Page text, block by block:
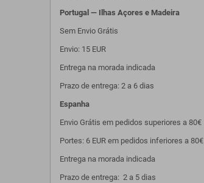
Portugal — Ilhas Açores e Madeira
Sem Envio Grátis
Envio: 15 EUR
Entrega na morada indicada
Prazo de entrega: 2 a 6 dias
Espanha
Envio Grátis em pedidos superiores a 80€
Portes: 6 EUR em pedidos inferiores a 80€
Entrega na morada indicada
Prazo de entrega: 2 a 5 dias